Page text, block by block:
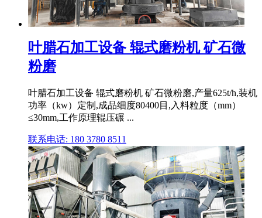
叶腊石加工设备 辊式磨粉机 矿石微
粉磨
叶腊石加工设备 辊式磨粉机 矿石微粉磨,产量625t/h,装机
功率（kw）定制,成品细度80400目,入料粒度（mm）
≤30mm,工作原理辊压碾 ...
联系电话: 180 3780 8511